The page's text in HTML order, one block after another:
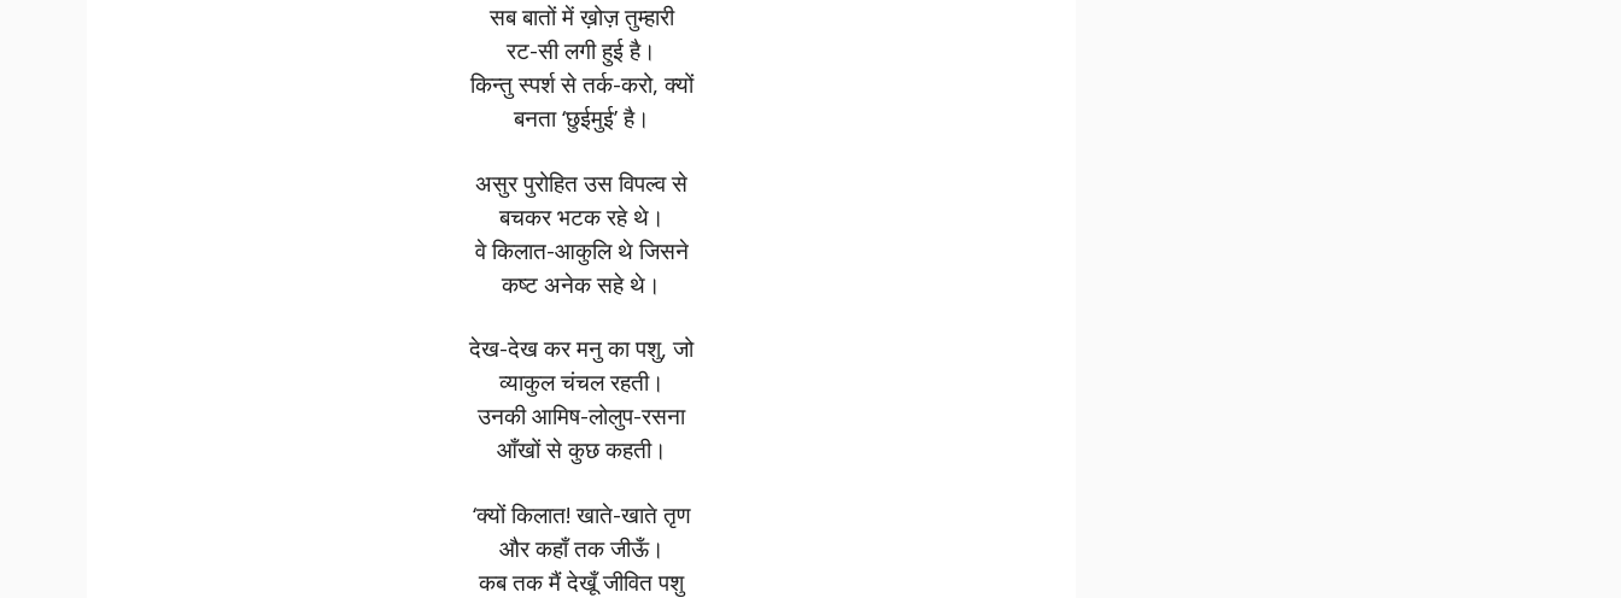
सब बातों में ख़ोज़ तुम्हारी
रट-सी लगी हुई है।
किन्तु स्पर्श से तर्क-करो, क्यों
बनता ‘छुईमुई’ है।
असुर पुरोहित उस विपल्व से
बचकर भटक रहे थे।
वे किलात-आकुलि थे जिसने
कष्ट अनेक सहे थे।
देख-देख कर मनु का पशु, जो
व्याकुल चंचल रहती।
उनकी आमिष-लोलुप-रसना
आँखों से कुछ कहती।
‘क्यों किलात! खाते-खाते तृण
और कहाँ तक जीऊँ।
कब तक मैं देखूँ जीवित पशु